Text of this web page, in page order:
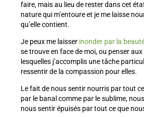
faire, mais au lieu de rester dans cet
nature qui m’entoure et je me laisse
qu’elle contient.
Je peux me laisser inonder par la
se trouve en face de moi, ou penser
lesquelles j’accomplis une tâche
ressentir de la compassion pour elles.
Le fait de nous sentir nourris par tout
par le banal comme par le sublime,
nous sentir épuisés par tout ce que